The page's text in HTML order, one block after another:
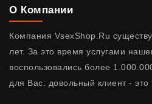
О Компании
Компания VsexShop.Ru
лет. За это время услугами
воспользовались более
для Вас: довольный клиент -